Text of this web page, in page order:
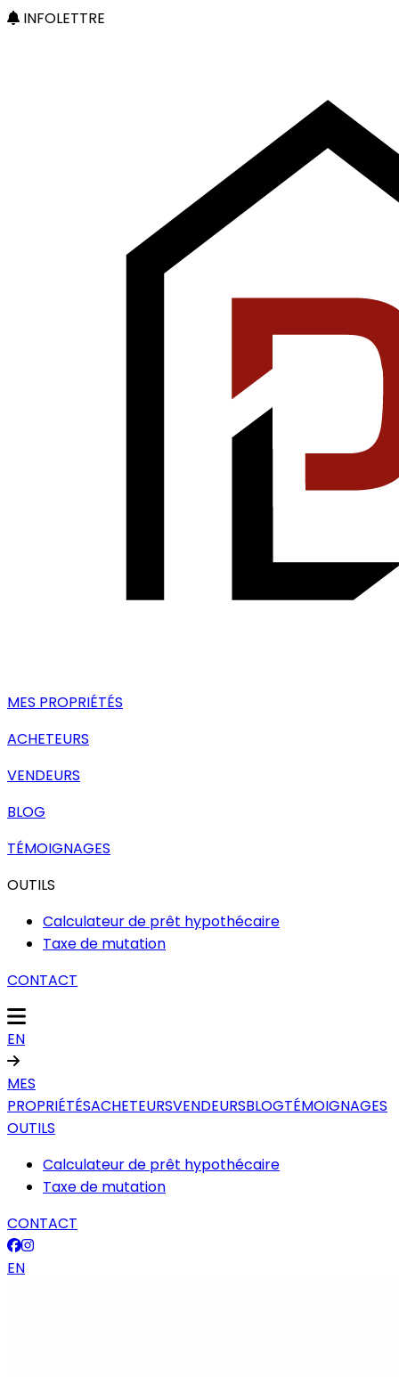
INFOLETTRE
MES PROPRIÉTÉS
ACHETEURS
VENDEURS
BLOG
TÉMOIGNAGES
OUTILS
Calculateur de prêt hypothécaire
Taxe de mutation
CONTACT
EN
MES
PROPRIÉTÉSACHETEURSVENDEURSBLOGTÉMOIGNAGES
OUTILS
Calculateur de prêt hypothécaire
Taxe de mutation
CONTACT
EN